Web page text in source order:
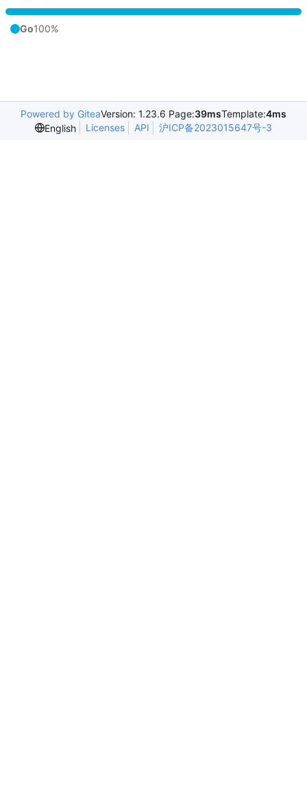
Go100%
Powered by GiteaVersion: 1.23.6 Page:39msTemplate:4ms
English
Licenses API 沪ICP备2023015647号-3